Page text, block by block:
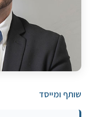
שותף ומייסד